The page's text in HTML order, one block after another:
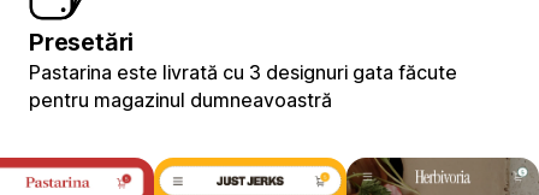
Presetări
Pastarina este livrată cu 3 designuri gata făcute
pentru magazinul dumneavoastră